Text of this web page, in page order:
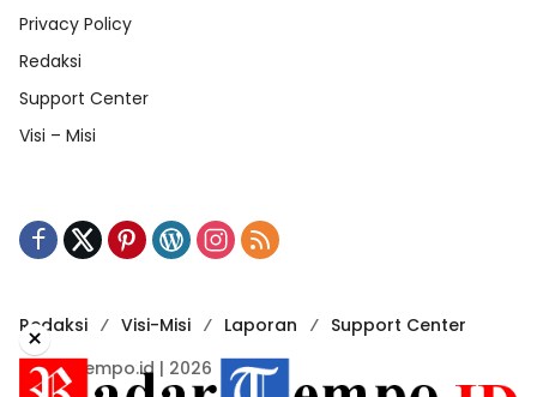
Privacy Policy
Redaksi
Support Center
Visi – Misi
Redaksi Visi-Misi Laporan
Support Center
RadarTempo.id | 2026
×